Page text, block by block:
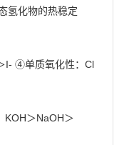
氢化物的热稳定
I- ④单质氧化性：Cl
＞NaOH＞